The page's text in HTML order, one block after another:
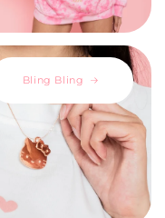
Bling Bling